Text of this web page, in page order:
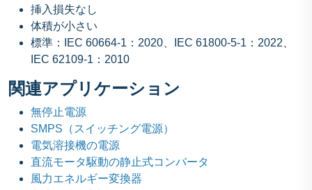
挿入損失なし
体積が小さい
標準：IEC 60664-1：2020、IEC 61800-5-1：2022、
IEC 62109-1：2010
関連アプリケーション
無停止電源
SMPS（スイッチング電源）
電気溶接機の電源
直流モータ駆動の静止式コンバータ
風力エネルギー変換器